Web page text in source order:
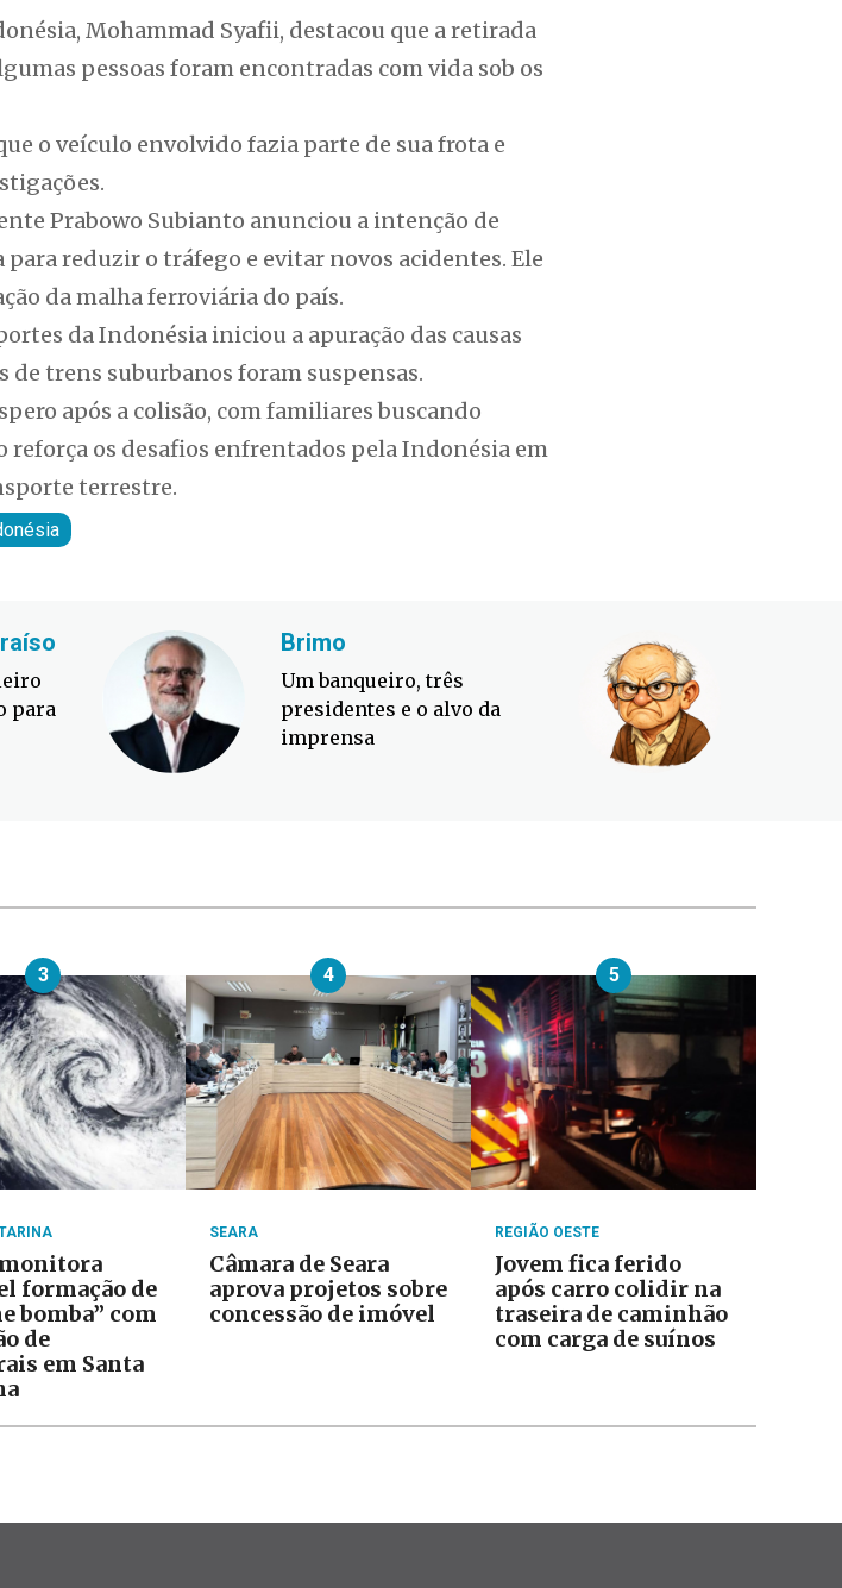
Mohammad Syafii, destacou que a retirada
pessoas foram encontradas com vida sob os
o veículo envolvido fazia parte de sua frota e
Prabowo Subianto anunciou a intenção de
reduzir o tráfego e evitar novos acidentes. Ele
da malha ferroviária do país.
da Indonésia iniciou a apuração das causas
de trens suburbanos foram suspensas.
após a colisão, com familiares buscando
reforça os desafios enfrentados pela Indonésia em
terrestre.
para
Brimo
Um banqueiro, três
presidentes e o alvo da
imprensa
3
formação de
bomba” com
de
em Santa
4
SEARA
Câmara de Seara
aprova projetos sobre
concessão de imóvel
5
REGIÃO OESTE
Jovem fica ferido
após carro colidir na
traseira de caminhão
com carga de suínos